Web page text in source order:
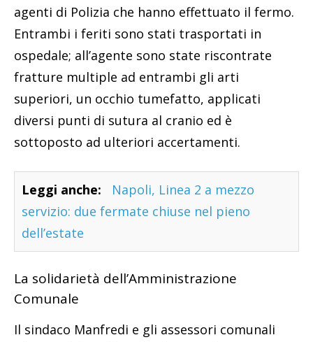
agenti di Polizia che hanno effettuato il fermo.
Entrambi i feriti sono stati trasportati in
ospedale; all’agente sono state riscontrate
fratture multiple ad entrambi gli arti
superiori, un occhio tumefatto, applicati
diversi punti di sutura al cranio ed è
sottoposto ad ulteriori accertamenti.
Leggi anche:
Napoli, Linea 2 a mezzo
servizio: due fermate chiuse nel pieno
dell’estate
La solidarietà dell’Amministrazione
Comunale
Il sindaco Manfredi e gli assessori comunali